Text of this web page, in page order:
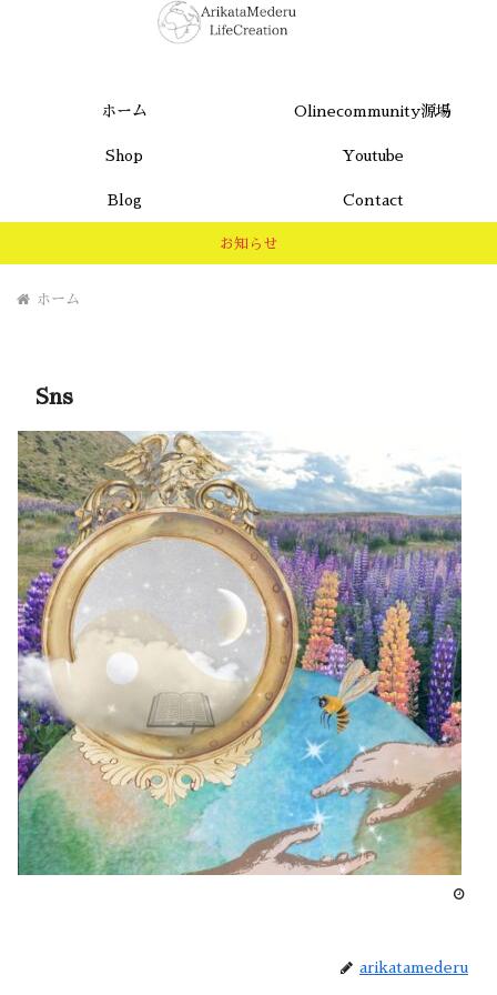
ホーム Olinecommunity源場
Shop Youtube
Blog Contact
お知らせ
ホーム
Sns
arikatamederu